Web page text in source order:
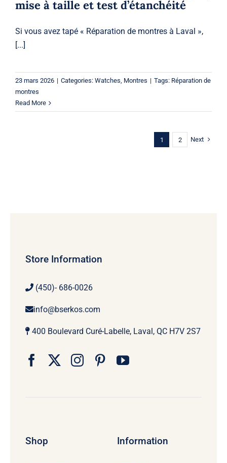
mise à taille et test d’étanchéité
Si vous avez tapé « Réparation de montres à Laval »,
[...]
23 mars 2026 | Categories: Watches, Montres | Tags: Réparation de
montres
Read More
1 2 Next
Shop Information
Store Information
(450)- 686-0026
info@bserkos.com
400 Boulevard Curé-Labelle, Laval, QC H7V 2S7